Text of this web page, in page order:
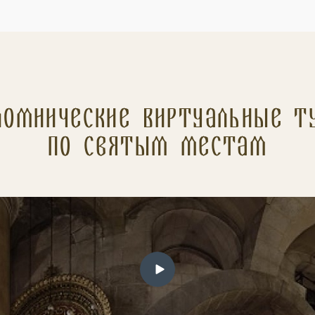
Виртуальные
по святым местам